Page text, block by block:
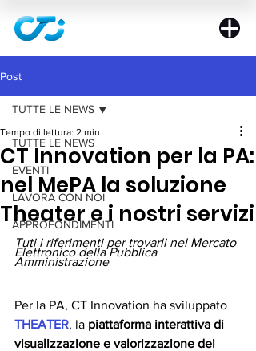
Post
TUTTE LE NEWS
EVENTI
LAVORA CON NOI
APPROFONDIMENTI
TUTTE LE NEWS
CT Innovation per la PA:
nel MePA la soluzione
Theater e i nostri servizi
Tempo di lettura: 2 min
Tuti i riferimenti per trovarli nel Mercato
Elettronico della Pubblica
Amministrazione
Per la PA, CT Innovation ha sviluppato
THEATER, la piattaforma interattiva di
visualizzazione e valorizzazione dei